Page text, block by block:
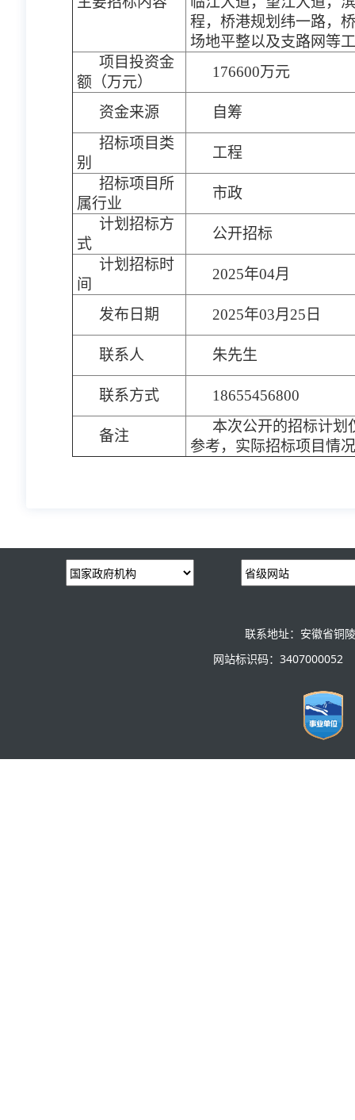
程，桥港规划纬一路，
场地平整以及支路网等
项目投资金
额（万元）
176600万元
资金来源
自筹
招标项目类
别
工程
招标项目所
属行业
市政
计划招标方
式
公开招标
计划招标时
间
2025年04月
发布日期 2025年03月25日
联系人 朱先生
联系方式 18655456800
备注
本次公开的招标计划
参考，实际招标项目情
联系地址：安徽省铜
网站标识码：3407000052